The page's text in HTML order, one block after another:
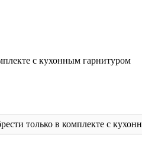
с кухонным гарнитуром
только в комплекте с